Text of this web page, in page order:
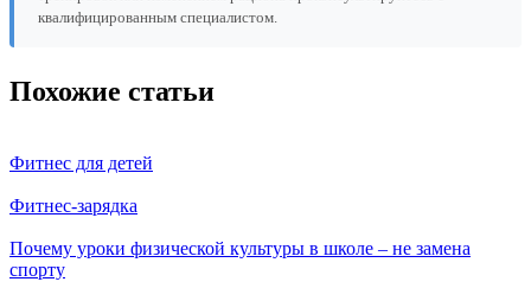
квалифицированным специалистом.
Похожие статьи
Фитнес для детей
Фитнес-зарядка
Почему уроки физической культуры в школе – не замена
спорту